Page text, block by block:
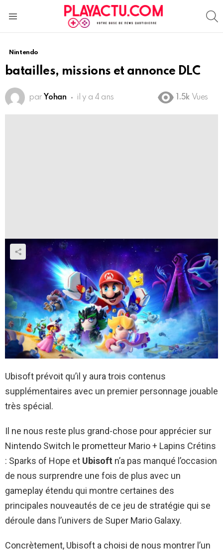
Nintendo
batailles, missions et annonce DLC
par Yohan il y a 4 ans 1.5k Vues
Ubisoft prévoit qu’il y aura trois contenus
supplémentaires avec un premier personnage jouable
très spécial.
Il ne nous reste plus grand-chose pour apprécier sur
Nintendo Switch le prometteur Mario + Lapins Crétins
: Sparks of Hope et Ubisoft n’a pas manqué l’occasion
de nous surprendre une fois de plus avec un
gameplay étendu qui montre certaines des
principales nouveautés de ce jeu de stratégie qui se
déroule dans l’univers de Super Mario Galaxy.
Concrètement, Ubisoft a choisi de nous montrer l’un